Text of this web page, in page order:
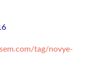
tag/novye-